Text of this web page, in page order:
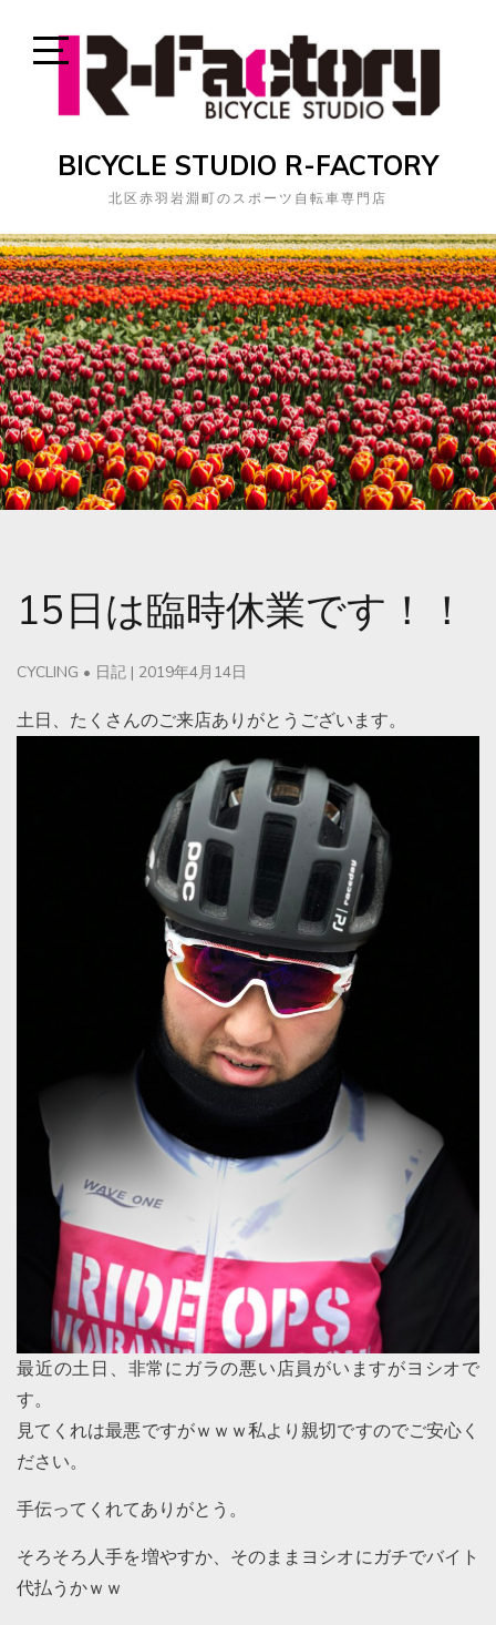
Open
Sidebar
BICYCLE STUDIO R-FACTORY
北区赤羽岩淵町のスポーツ自転車専門店
15日は臨時休業です！！
CYCLING • 日記 | 2019年4月14日
土日、たくさんのご来店ありがとうございます。
最近の土日、非常にガラの悪い店員がいますがヨシオで
す。
見てくれは最悪ですがｗｗｗ私より親切ですのでご安心く
ださい。
手伝ってくれてありがとう。
そろそろ人手を増やすか、そのままヨシオにガチでバイト
代払うかｗｗ